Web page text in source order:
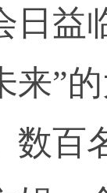
日益
来”
数百